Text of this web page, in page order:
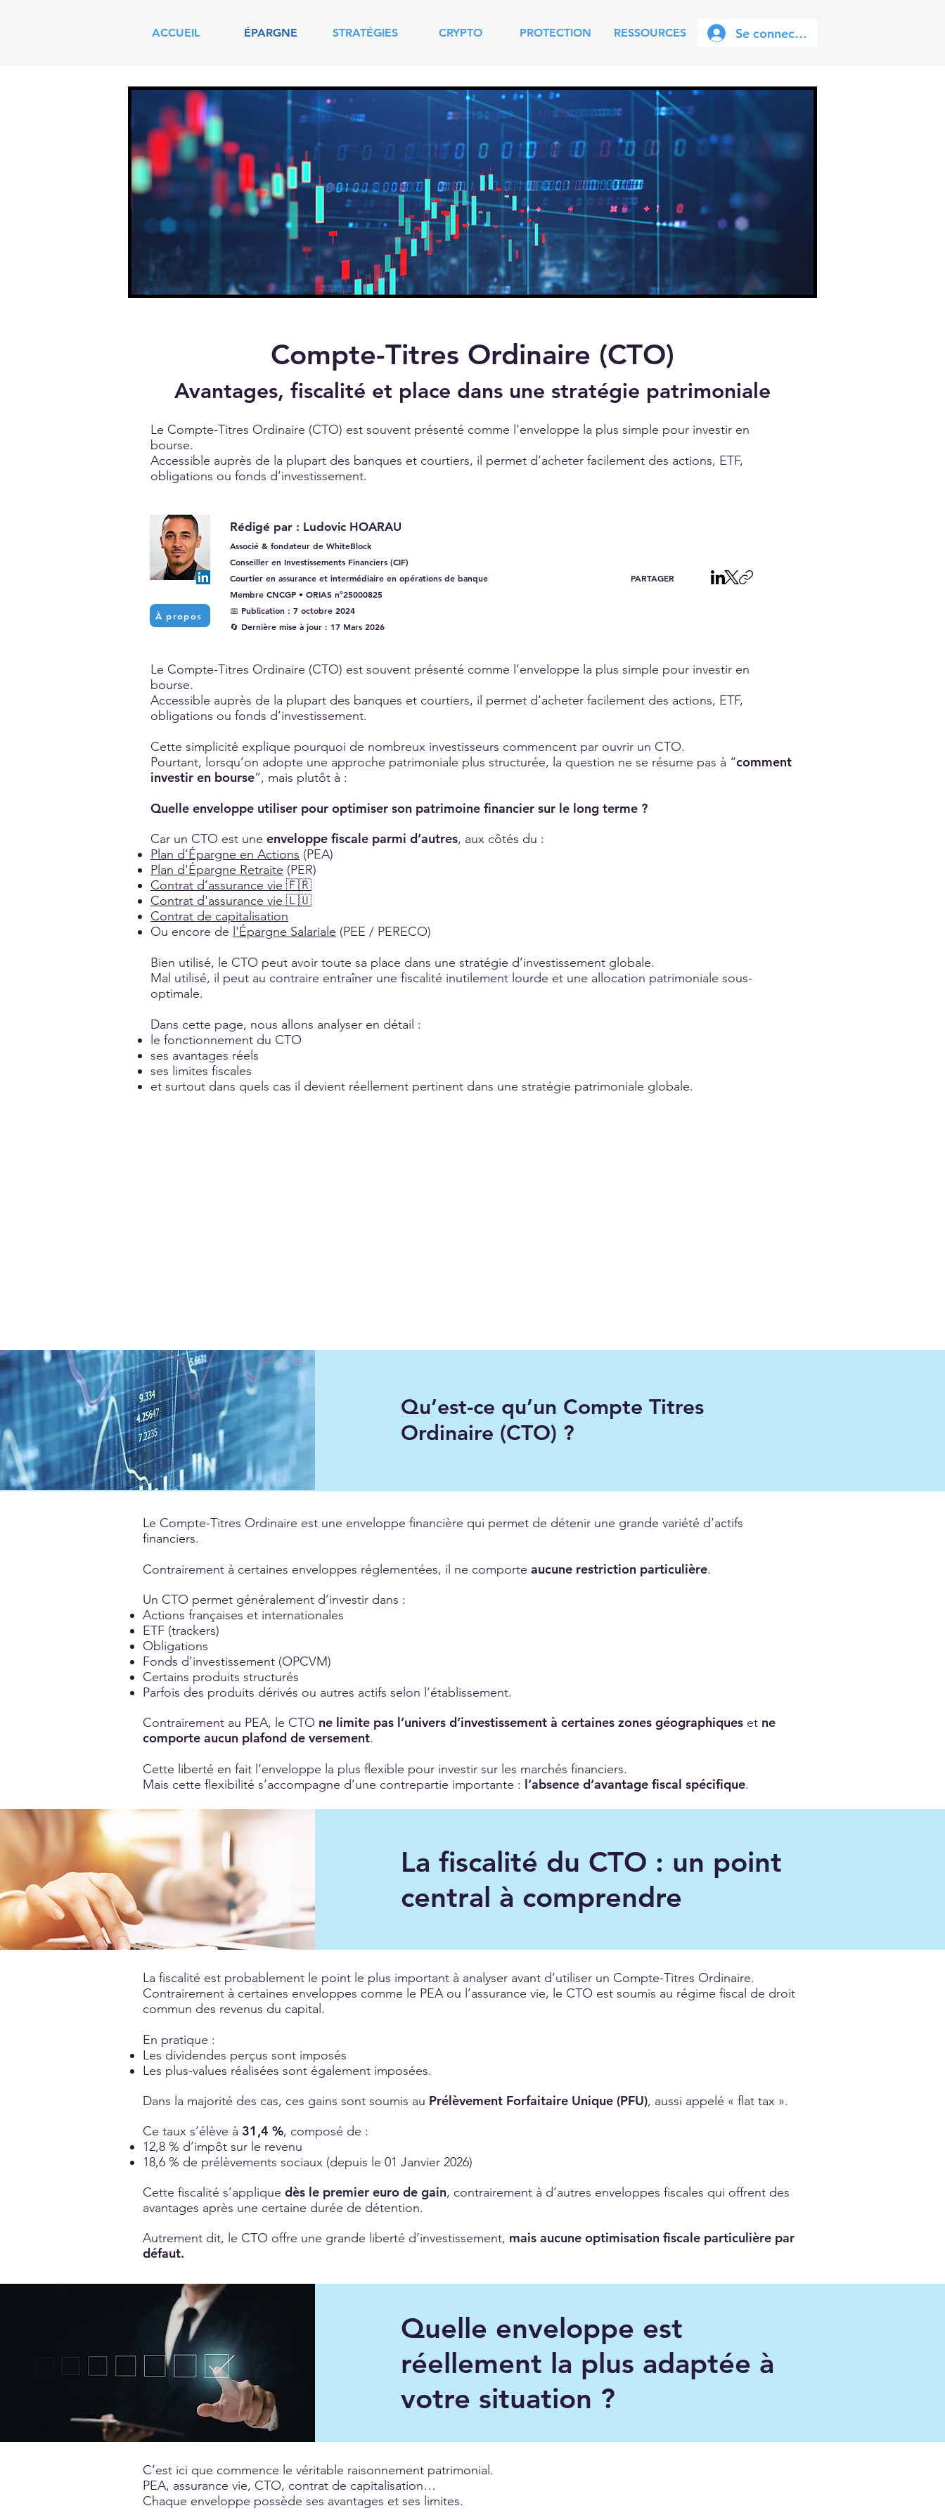
ACCUEIL ÉPARGNE STRATÉGIES CRYPTO PROTECTION RESSOURCES Se connecter
Compte-Titres Ordinaire (CTO)
Avantages, fiscalité et place dans une stratégie patrimoniale
Le Compte-Titres Ordinaire (CTO) est souvent présenté comme l’enveloppe la plus simple pour investir en
bourse.
Accessible auprès de la plupart des banques et courtiers, il permet d’acheter facilement des actions, ETF,
obligations ou fonds d’investissement.
À propos
Rédigé par : Ludovic HOARAU
Associé & fondateur de WhiteBlock
Conseiller en Investissements Financiers (CIF)
Courtier en assurance et intermédiaire en opérations de banque
Membre CNCGP • ORIAS n°25000825
📅 Publication : 7 octobre 2024
🔄 Dernière mise à jour : 17 Mars 2026
PARTAGER
Le Compte-Titres Ordinaire (CTO) est souvent présenté comme l’enveloppe la plus simple pour investir en
bourse.
Accessible auprès de la plupart des banques et courtiers, il permet d’acheter facilement des actions, ETF,
obligations ou fonds d’investissement.
Cette simplicité explique pourquoi de nombreux investisseurs commencent par ouvrir un CTO.
Pourtant, lorsqu’on adopte une approche patrimoniale plus structurée, la question ne se résume pas à “comment
investir en bourse”, mais plutôt à :
Quelle enveloppe utiliser pour optimiser son patrimoine financier sur le long terme ?
Car un CTO est une enveloppe fiscale parmi d’autres, aux côtés du :
Plan d’Épargne en Actions (PEA)
Plan d'Épargne Retraite (PER)
Contrat d’assurance vie 🇫🇷
Contrat d'assurance vie 🇱🇺
Contrat de capitalisation
Ou encore de l'Épargne Salariale (PEE / PERECO)
Bien utilisé, le CTO peut avoir toute sa place dans une stratégie d’investissement globale.
Mal utilisé, il peut au contraire entraîner une fiscalité inutilement lourde et une allocation patrimoniale sous-
optimale.
Dans cette page, nous allons analyser en détail :
le fonctionnement du CTO
ses avantages réels
ses limites fiscales
et surtout dans quels cas il devient réellement pertinent dans une stratégie patrimoniale globale.
Qu’est-ce qu’un Compte Titres
Ordinaire (CTO) ?
Le Compte-Titres Ordinaire est une enveloppe financière qui permet de détenir une grande variété d’actifs
financiers.
Contrairement à certaines enveloppes réglementées, il ne comporte aucune restriction particulière.
Un CTO permet généralement d’investir dans :
Actions françaises et internationales
ETF (trackers)
Obligations
Fonds d’investissement (OPCVM)
Certains produits structurés
Parfois des produits dérivés ou autres actifs selon l’établissement.
Contrairement au PEA, le CTO ne limite pas l’univers d’investissement à certaines zones géographiques et ne
comporte aucun plafond de versement.
Cette liberté en fait l’enveloppe la plus flexible pour investir sur les marchés financiers.
Mais cette flexibilité s’accompagne d’une contrepartie importante : l’absence d’avantage fiscal spécifique.
La fiscalité du CTO : un point
central à comprendre
La fiscalité est probablement le point le plus important à analyser avant d’utiliser un Compte-Titres Ordinaire.
Contrairement à certaines enveloppes comme le PEA ou l’assurance vie, le CTO est soumis au régime fiscal de droit
commun des revenus du capital.
En pratique :
Les dividendes perçus sont imposés
Les plus-values réalisées sont également imposées.
Dans la majorité des cas, ces gains sont soumis au Prélèvement Forfaitaire Unique (PFU), aussi appelé « flat tax ».
Ce taux s’élève à 31,4 %, composé de :
12,8 % d’impôt sur le revenu
18,6 % de prélèvements sociaux (depuis le 01 Janvier 2026)
Cette fiscalité s’applique dès le premier euro de gain, contrairement à d’autres enveloppes fiscales qui offrent des
avantages après une certaine durée de détention.
Autrement dit, le CTO offre une grande liberté d’investissement, mais aucune optimisation fiscale particulière par
défaut.
Quelle enveloppe est
réellement la plus adaptée à
votre situation ?
C’est ici que commence le véritable raisonnement patrimonial.
PEA, assurance vie, CTO, contrat de capitalisation…
Chaque enveloppe possède ses avantages et ses limites.